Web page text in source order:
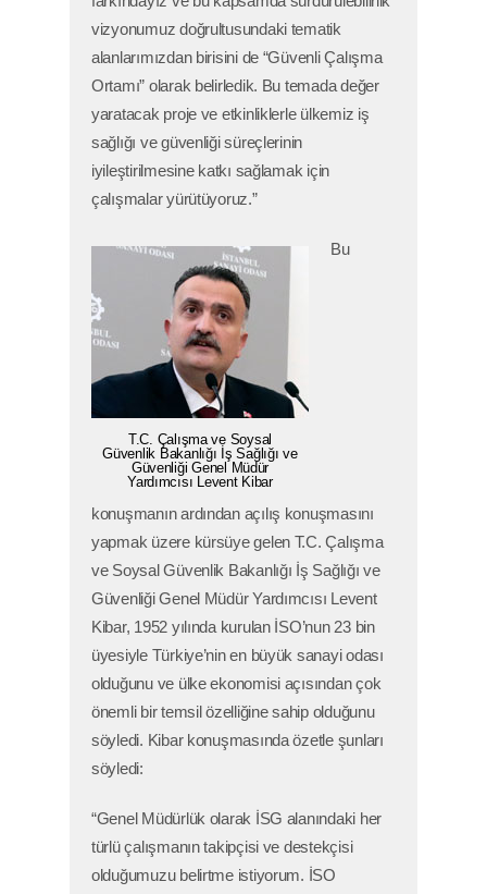
vizyonumuz doğrultusundaki tematik
alanlarımızdan birisini de “Güvenli Çalışma
Ortamı” olarak belirledik. Bu temada değer
yaratacak proje ve etkinliklerle ülkemiz iş
sağlığı ve güvenliği süreçlerinin
iyileştirilmesine katkı sağlamak için
çalışmalar yürütüyoruz.”
T.C. Çalışma ve Soysal
Güvenlik Bakanlığı İş Sağlığı ve
Güvenliği Genel Müdür
Yardımcısı Levent Kibar
Bu
konuşmanın ardından açılış konuşmasını
yapmak üzere kürsüye gelen T.C. Çalışma
ve Soysal Güvenlik Bakanlığı İş Sağlığı ve
Güvenliği Genel Müdür Yardımcısı Levent
Kibar, 1952 yılında kurulan İSO’nun 23 bin
üyesiyle Türkiye’nin en büyük sanayi odası
olduğunu ve ülke ekonomisi açısından çok
önemli bir temsil özelliğine sahip olduğunu
söyledi. Kibar konuşmasında özetle şunları
söyledi:
“Genel Müdürlük olarak İSG alanındaki her
türlü çalışmanın takipçisi ve destekçisi
olduğumuzu belirtme istiyorum. İSO